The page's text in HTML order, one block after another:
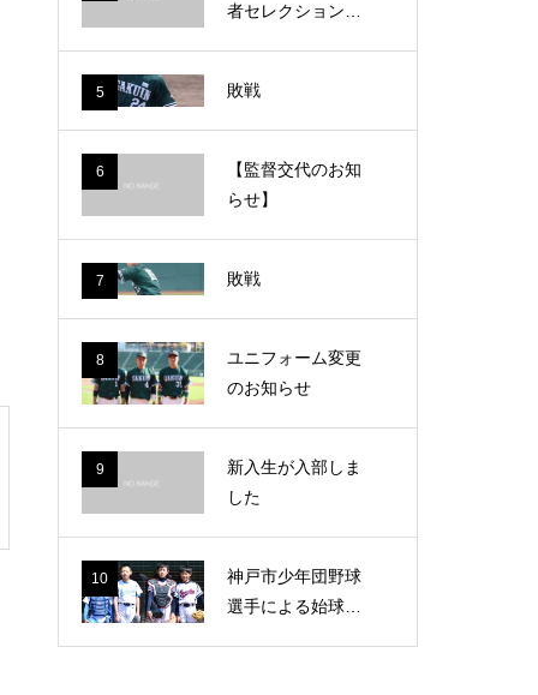
者セレクションの
5 敗戦
6
【監督交代のお知
らせ】
7 敗戦
8
ユニフォーム変更
のお知らせ
9
新入生が入部しま
した
10
神戸市少年団野球
選手による始球式